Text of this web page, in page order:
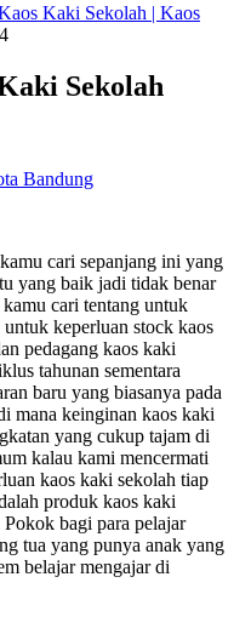
Kaki Sekolah | Kaos
Sekolah
cari sepanjang ini yang
yang baik jadi tidak benar
cari tentang untuk
keperluan stock kaos
pedagang kaos kaki
tahunan sementara
baru yang biasanya pada
mana keinginan kaos kaki
yang cukup tajam di
kalau kami mencermati
kaos kaki sekolah tiap
produk kaos kaki
bagi para pelajar
tua yang punya anak yang
belajar mengajar di